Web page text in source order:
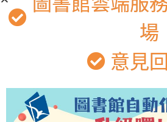
博雅電影院
場
意見